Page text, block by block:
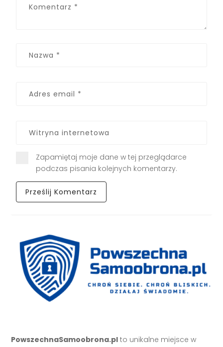
Zapamiętaj moje dane w tej przeglądarce
podczas pisania kolejnych komentarzy.
PowszechnaSamoobrona.pl to unikalne miejsce w